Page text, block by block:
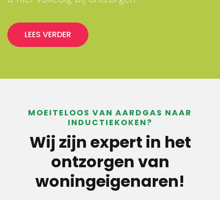
LEES VERDER
MOEITELOOS VAN AARDGAS NAAR
INDUCTIEKOKEN?
Wij zijn expert in het
ontzorgen van
woningeigenaren!